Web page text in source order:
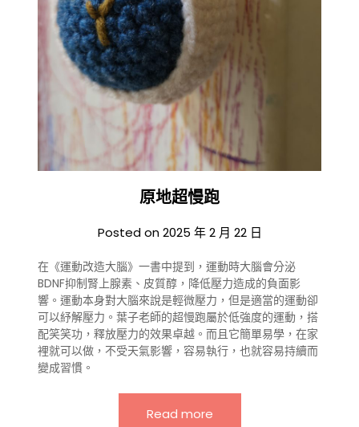
原地超慢跑
Posted on2025 年 2 月 22 日
在《運動改造大腦》一書中提到，運動時大腦會分泌
BDNF抑制腎上腺素、皮質醇，降低壓力造成的負面影
響。運動本身對大腦來說是輕微壓力，但是適當的運動卻
可以紓解壓力。葉子老師的超慢跑屬於低強度的運動，搭
配笑笑功，釋放壓力的效果卓越。而且它簡單易學，在家
裡就可以做，不受天氣影響，容易執行，也就容易持續而
變成習慣。
Read more